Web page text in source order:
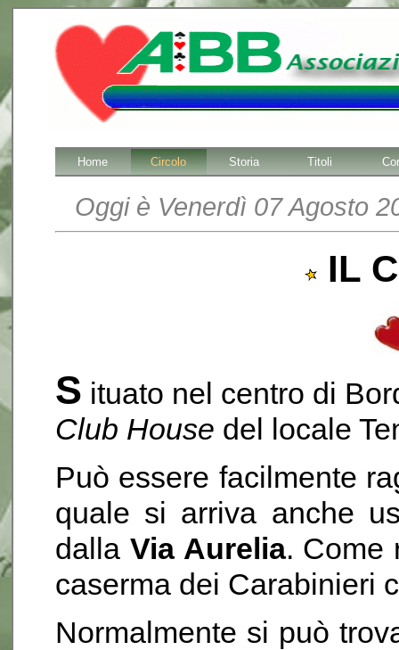
Home Circolo Storia Titoli
Oggi è Venerdì 07 Agosto
IL
S ituato nel centro di
Club House del locale
Può essere facilmente
quale si arriva anche
dalla Via Aurelia. Come
caserma dei Carabinieri
Normalmente si può